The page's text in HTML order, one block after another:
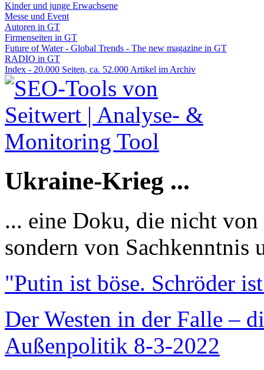
Kinder und junge Erwachsene
Messe und Event
Autoren in GT
Firmenseiten in GT
Future of Water - Global Trends - The new magazine in GT
RADIO in GT
Index - 20.000 Seiten, ca. 52.000 Artikel im Archiv
Ukraine-Krieg ...
... eine Doku, die nicht
sondern von Sachkenntnis
"Putin ist böse. Schröder
Der Westen in der Falle –
Außenpolitik 8-3-2022